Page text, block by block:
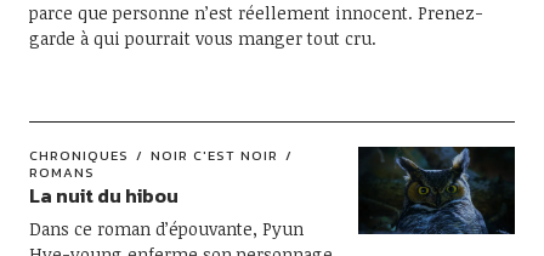
parce que personne n’est réellement innocent. Prenez-
garde à qui pourrait vous manger tout cru.
CHRONIQUES
NOIR C'EST NOIR
ROMANS
La nuit du hibou
Dans ce roman d’épouvante, Pyun